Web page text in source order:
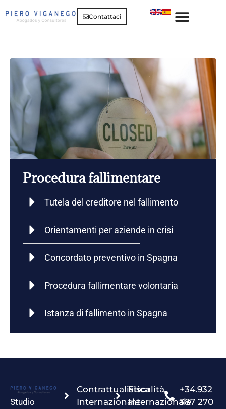
Contattaci
Procedura fallimentare
Tutela del creditore nel fallimento
Orientamenti per aziende in crisi
Concordato preventivo in Spagna
Procedura fallimentare volontaria
Istanza di fallimento in Spagna
Studio
Contrattualistica
Internazionale
Fiscalità
Internazionale
+34.932
387 270